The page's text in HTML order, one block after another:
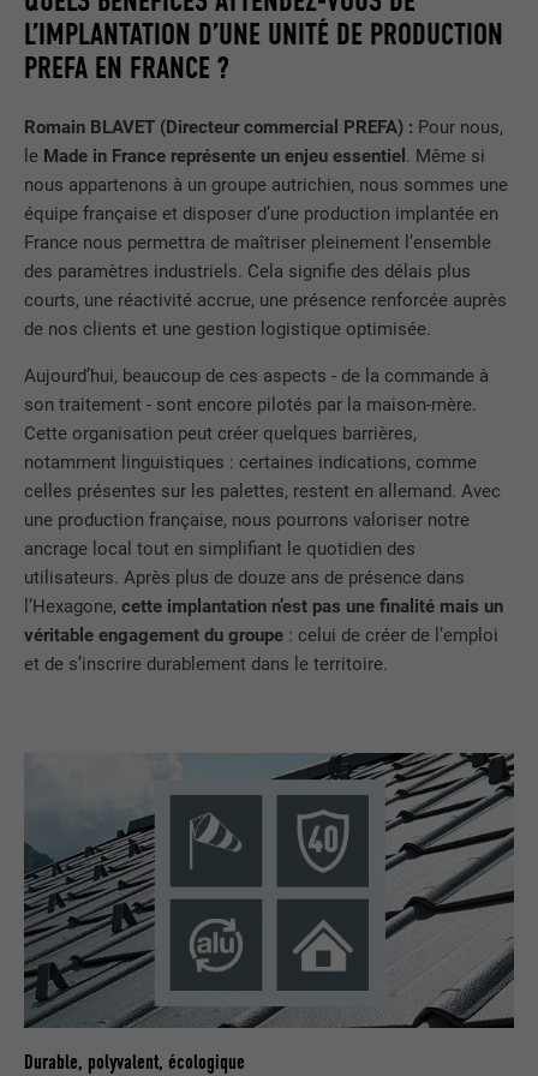
L’IMPLANTATION D’UNE UNITÉ DE PRODUCTION
PREFA EN FRANCE ?
Romain BLAVET (Directeur commercial PREFA) : Pour nous,
le Made in France représente un enjeu essentiel . Même si
nous appartenons à un groupe autrichien, nous sommes une
équipe française et disposer d’une production implantée en
France nous permettra de maîtriser pleinement l’ensemble
des paramètres industriels. Cela signifie des délais plus
courts, une réactivité accrue, une présence renforcée auprès
de nos clients et une gestion logistique optimisée.
Aujourd’hui, beaucoup de ces aspects - de la commande à
son traitement - sont encore pilotés par la maison-mère.
Cette organisation peut créer quelques barrières,
notamment linguistiques : certaines indications, comme
celles présentes sur les palettes, restent en allemand. Avec
une production française, nous pourrons valoriser notre
ancrage local tout en simplifiant le quotidien des
utilisateurs. Après plus de douze ans de présence dans
l’Hexagone,cette implantation n’est pas une finalité mais un
véritable engagement du groupe : celui de créer de l’emploi
et de s’inscrire durablement dans le territoire.
Durable, polyvalent, écologique
UTILITÉ
les fonctions de la page qui utilisent le
langage de programmation PHP
peuvent être affichées correctement.
NOM cookie_optin
FOURNISSEUR Sgalinski
EXPIRATION 12 mois
Ce cookie est essentiel au
le consentement pour les cookies. Il doit
être enregistré pour que l'outil sache
quels groupes de cookies ont été
acceptés par l'utilisateur.
UTILITÉ
Enregistre un identifiant unique utilisé
pour générer des données statistiques
sur la manière dont l'utilisateur utilise le
site Internet.
FOURNISSEUR Google Analytics
EXPIRATION 1 jour
UTILITÉ
Est utilisé par Google Analytics pour
limiter le taux de sollicitation.
FOURNISSEUR Google Universal Analytics
Enregistre un identifiant unique utilisé
pour générer des données statistiques
sur la manière dont l'utilisateur utilise le
site Internet.
NOM
FOURNISSEUR Google Optimize
EXPIRATION 90 jours
MARKETING ET MÉDIAS EXTERNES (SERVICES AMÉRICAINS
COMPRIS)
américains compris) » sont utilisés par les annonceurs
(prestataires tiers) pour afficher de la publicité personnalisée.
Ils observent pour cela les visiteurs à travers les sites Internet.
Lorsque ces cookies sont acceptés, l'accès aux contenus des
plateformes vidéo et de réseaux sociaux ne nécessite plus de
consentement manuel.
NOM NID
EXPIRATION 6 mois
UTILITÉ
Ce cookie comprend un identifiant
unique via lequel vos paramètres
préférés et d'autres informations sont
enregistrés, en particulier la langue que
vous préférez, combien de résultats de
recherche doivent être affichés par page
(p. ex. 10 ou 20) et si le filtre Google
SafeSearch doit être activé ou non.
EXPIRATION Session
UTILITÉ
Enregistre la langue choisie par
l'utilisateur pour un site Internet.
NOM lang
FOURNISSEUR LinkedIn
Afficher les informations relatives aux cookies